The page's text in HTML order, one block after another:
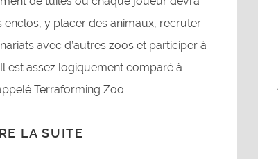
y placer des animaux, recruter
avec d’autres zoos et participer à
est assez logiquement comparé à
Terraforming Zoo.
LA SUITE